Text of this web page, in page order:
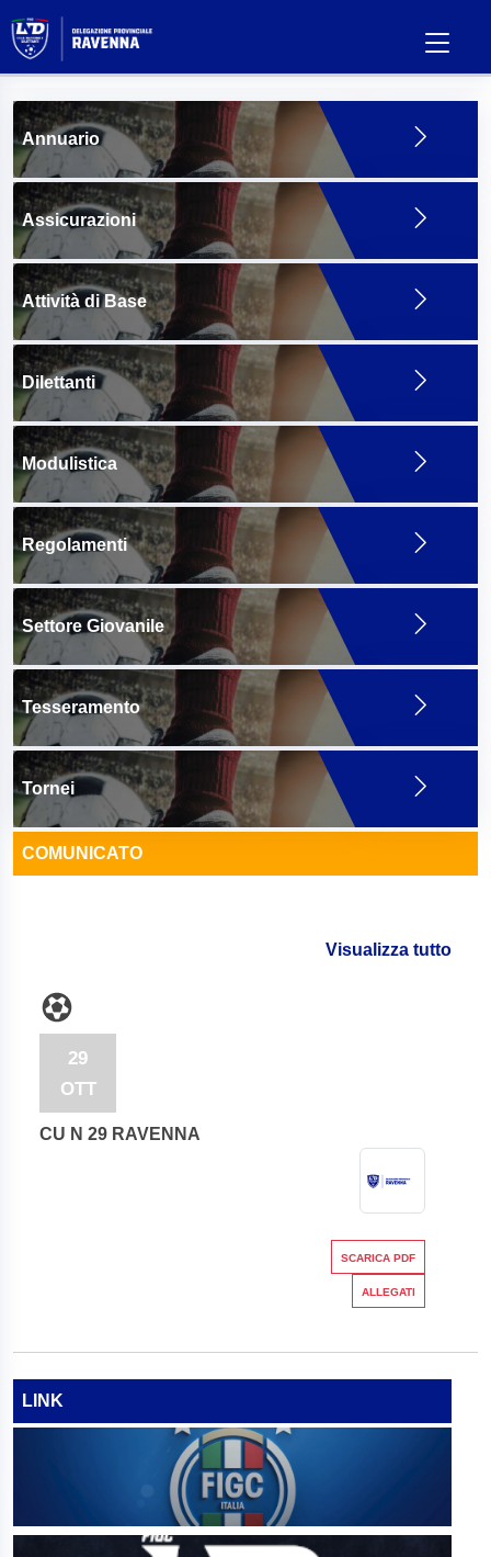
Annuario
Assicurazioni
Attività di Base
Dilettanti
Modulistica
Regolamenti
Settore Giovanile
Tesseramento
Tornei
COMUNICATO
Visualizza tutto
29
OTT
CU N 29 RAVENNA
SCARICA PDF
ALLEGATI
LINK